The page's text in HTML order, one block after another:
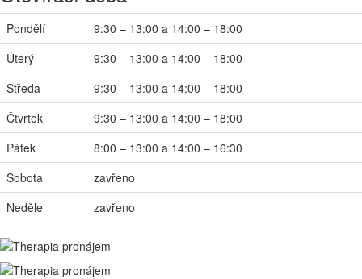
Pondělí
9:30 – 13:00 a 14:00 – 18:00
Úterý
9:30 – 13:00 a 14:00 – 18:00
Středa
9:30 – 13:00 a 14:00 – 18:00
Čtvrtek
9:30 – 13:00 a 14:00 – 18:00
Pátek
8:00 – 13:00 a 14:00 – 16:30
Sobota
zavřeno
Neděle
zavřeno